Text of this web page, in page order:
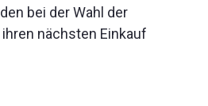
bei der Wahl der
nächsten Einkauf